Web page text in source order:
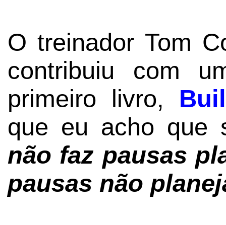
O treinador Tom
contribuiu com
primeiro livro,
que eu acho que
não faz pausas
pausas não